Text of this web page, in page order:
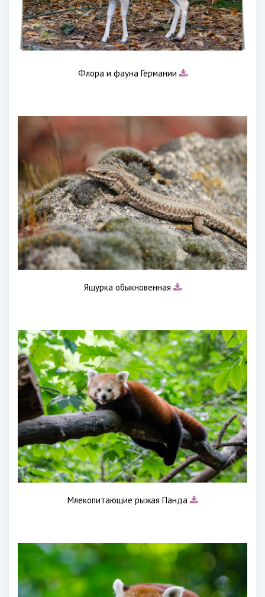
Флора и фауна Германии
Ящурка обыкновенная
Млекопитающие рыжая Панда